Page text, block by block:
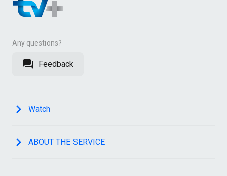
Any questions?
Feedback
Watch
ABOUT THE SERVICE